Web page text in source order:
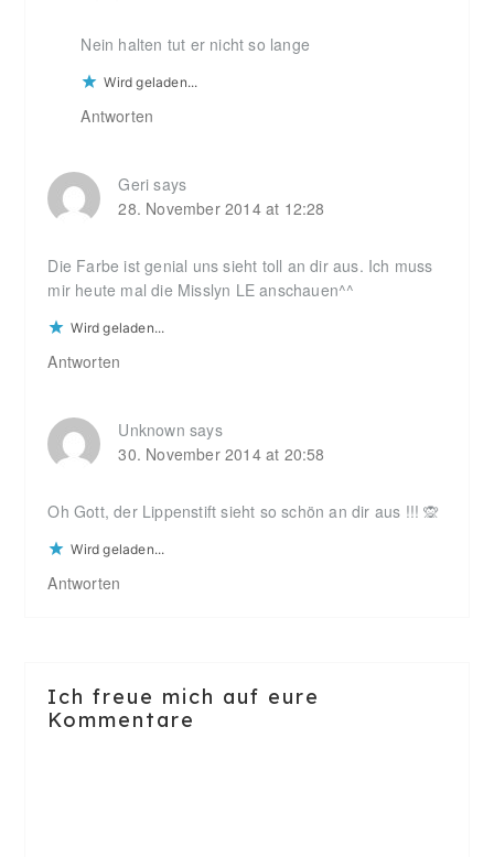
Nein halten tut er nicht so lange
Wird geladen...
Antworten
Geri says
28. November 2014 at 12:28
Die Farbe ist genial uns sieht toll an dir aus. Ich muss
mir heute mal die Misslyn LE anschauen^^
Wird geladen...
Antworten
Unknown says
30. November 2014 at 20:58
Oh Gott, der Lippenstift sieht so schön an dir aus !!! 🙊
Wird geladen...
Antworten
Ich freue mich auf eure
Kommentare